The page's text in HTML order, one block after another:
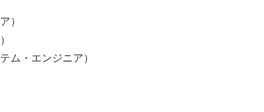
）
ム・エンジニア）